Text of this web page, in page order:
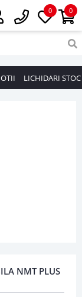
0
0
LICHIDARI STOC
NMT PLUS